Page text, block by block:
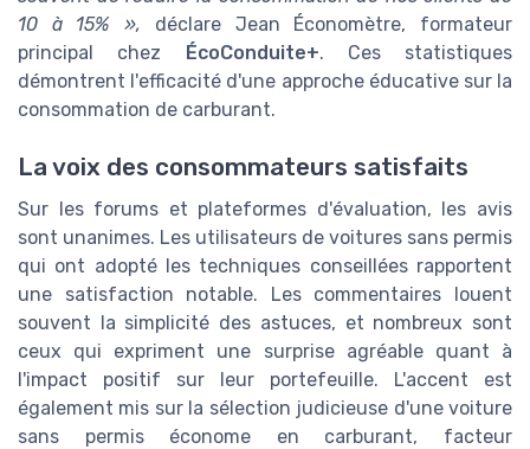
10 à 15% », déclare Jean Économètre, formateur
principal chez ÉcoConduite+. Ces statistiques
démontrent l'efficacité d'une approche éducative sur la
consommation de carburant.
La voix des consommateurs satisfaits
Sur les forums et plateformes d'évaluation, les avis
sont unanimes. Les utilisateurs de voitures sans permis
qui ont adopté les techniques conseillées rapportent
une satisfaction notable. Les commentaires louent
souvent la simplicité des astuces, et nombreux sont
ceux qui expriment une surprise agréable quant à
l'impact positif sur leur portefeuille. L'accent est
également mis sur la sélection judicieuse d'une voiture
sans permis économe en carburant, facteur